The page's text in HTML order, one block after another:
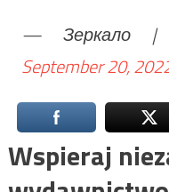
— Зеркало |
September 20,
Wspieraj